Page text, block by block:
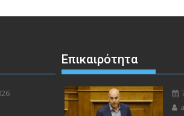
Επικαιρότητα